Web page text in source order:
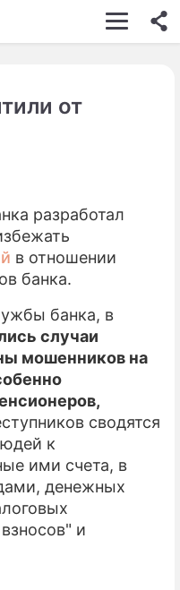
ШОУ-БИЗНЕС
КИНО
ЭКОНОМИКА
ПРОИСШЕСТВИЯ
СТИЛЬ ЖИЗНИ
СЕРИАЛЫ
ИГРЫ
ПРЕСС-РЕЛИЗЫ
О ПРОЕКТЕ
от
разработал
в отношении
банка.
банка, в
случаи
мошенников на
сводятся
к
ими счета, в
денежных
и